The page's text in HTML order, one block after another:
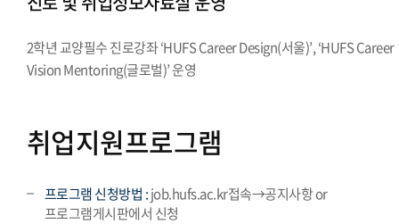
2학년 교양필수 진로강좌 ‘HUFS Career Design(서울)’, ‘HUFS Career
Vision Mentoring(글로벌)’ 운영
취업지원프로그램
프로그램 신청방법 :job.hufs.ac.kr접속→공지사항 or
프로그램게시판에서 신청